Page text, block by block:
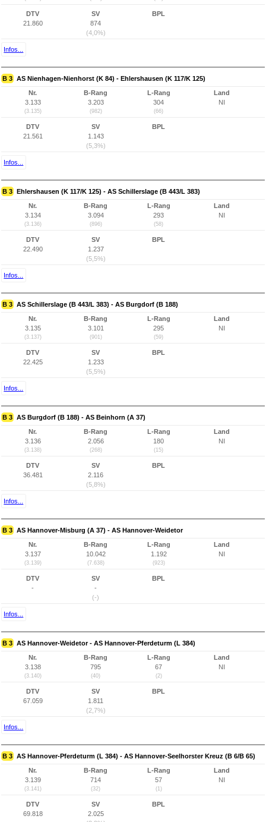
DTV
21.860
SV
874
(4,0%)
BPL
Infos...
B 3 AS Nienhagen-Nienhorst (K 84) - Ehlershausen (K 117/K 125)
Nr.
3.133
(3.135)
B-Rang
3.203
(982)
L-Rang
304
(66)
Land
NI
DTV
21.561
SV
1.143
(5,3%)
BPL
Infos...
B 3 Ehlershausen (K 117/K 125) - AS Schillerslage (B 443/L 383)
Nr.
3.134
(3.136)
B-Rang
3.094
(896)
L-Rang
293
(58)
Land
NI
DTV
22.490
SV
1.237
(5,5%)
BPL
Infos...
B 3 AS Schillerslage (B 443/L 383) - AS Burgdorf (B 188)
Nr.
3.135
(3.137)
B-Rang
3.101
(901)
L-Rang
295
(59)
Land
NI
DTV
22.425
SV
1.233
(5,5%)
BPL
Infos...
B 3 AS Burgdorf (B 188) - AS Beinhorn (A 37)
Nr.
3.136
(3.138)
B-Rang
2.056
(268)
L-Rang
180
(15)
Land
NI
DTV
36.481
SV
2.116
(5,8%)
BPL
Infos...
B 3 AS Hannover-Misburg (A 37) - AS Hannover-Weidetor
Nr.
3.137
(3.139)
B-Rang
10.042
(7.638)
L-Rang
1.192
(923)
Land
NI
DTV
-
SV
-
(-)
BPL
Infos...
B 3 AS Hannover-Weidetor - AS Hannover-Pferdeturm (L 384)
Nr.
3.138
(3.140)
B-Rang
795
(40)
L-Rang
67
(2)
Land
NI
DTV
67.059
SV
1.811
(2,7%)
BPL
Infos...
B 3 AS Hannover-Pferdeturm (L 384) - AS Hannover-Seelhorster Kreuz (B 6/B 65)
Nr.
3.139
(3.141)
B-Rang
714
(32)
L-Rang
57
(1)
Land
NI
DTV
69.818
SV
2.025
BPL